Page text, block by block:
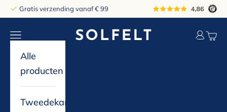
Naar inhoudGratis verzending vanaf € 99
solfelt
Navigatiemenu openen
Alle
producten
Tweedekans